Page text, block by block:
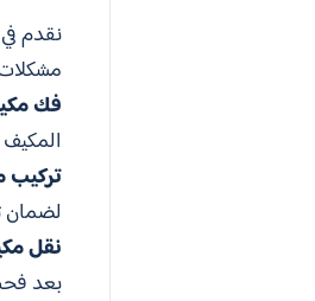
نقدم
فك
تركيب
لضمان
نقل
بعد